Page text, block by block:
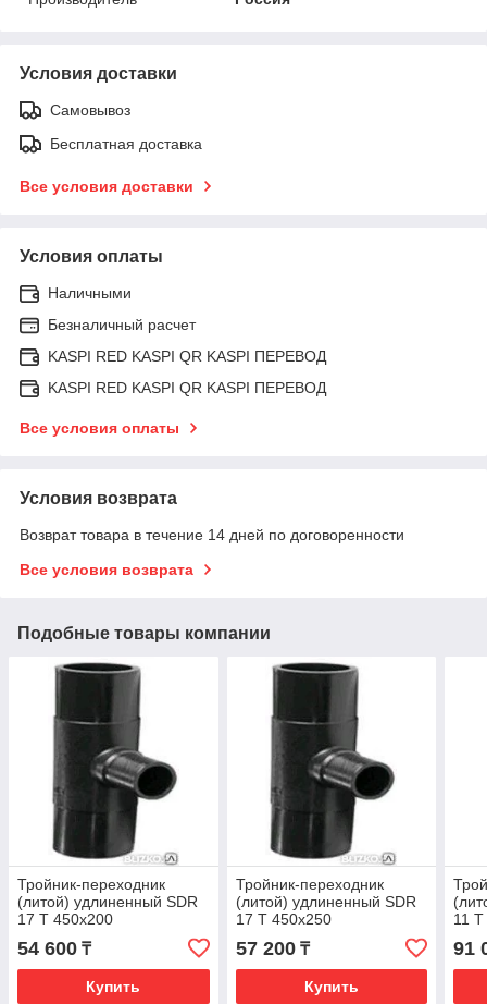
Условия доставки
Самовывоз
Бесплатная доставка
Все условия доставки
Условия оплаты
Наличными
Безналичный расчет
KASPI RED KASPI QR KASPI ПЕРЕВОД
KASPI RED KASPI QR KASPI ПЕРЕВОД
Все условия оплаты
Условия возврата
Возврат товара в течение 14 дней по договоренности
Все условия возврата
Подобные товары компании
Тройник-переходник
(литой) удлиненный SDR
17 Т 450х200
54 600 ₸
Купить
Тройник-переходник
(литой) удлиненный SDR
17 Т 450х250
57 200₸
Купить
11
91